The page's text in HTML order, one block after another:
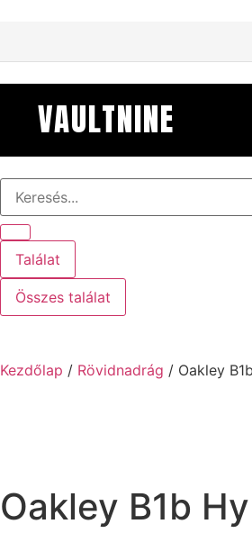
VAULTNINE
Találat
Összes találat
Kezdőlap / Rövidnadrág / Oakley
Oakley B1b